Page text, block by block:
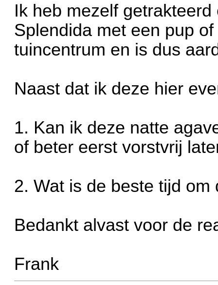
Ik heb mezelf
Splendida met een pup
tuincentrum en is dus
Naast dat ik deze hier
1. Kan ik deze natte
of beter eerst vorstvrij
2. Wat is de beste tijd
Bedankt alvast voor de
Frank